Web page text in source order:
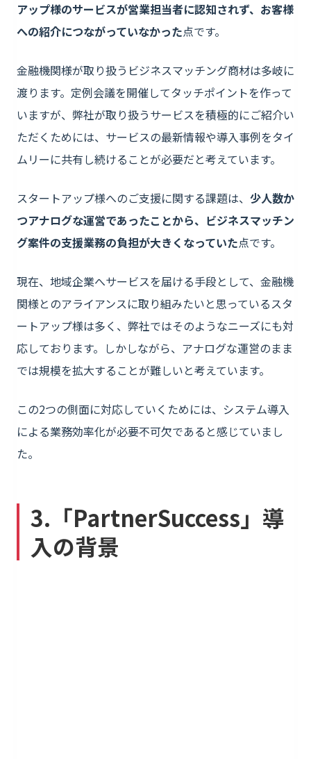
アップ様のサービスが営業担当者に認知されず、お客様
への紹介につながっていなかった点です。
金融機関様が取り扱うビジネスマッチング商材は多岐に
渡ります。定例会議を開催してタッチポイントを作って
いますが、弊社が取り扱うサービスを積極的にご紹介い
ただくためには、サービスの最新情報や導入事例をタイ
ムリーに共有し続けることが必要だと考えています。
スタートアップ様へのご支援に関する課題は、 少人数か
つアナログな運営であったことから、ビジネスマッチン
グ案件の支援業務の負担が大きくなっていた点です。
現在、地域企業へサービスを届ける手段として、金融機
関様とのアライアンスに取り組みたいと思っているスタ
ートアップ様は多く、弊社ではそのようなニーズにも対
応しております。しかしながら、アナログな運営のまま
では規模を拡大することが難しいと考えています。
この2つの側面に対応していくためには、システム導入
による業務効率化が必要不可欠であると感じていまし
た。
3.「PartnerSuccess」導
入の背景